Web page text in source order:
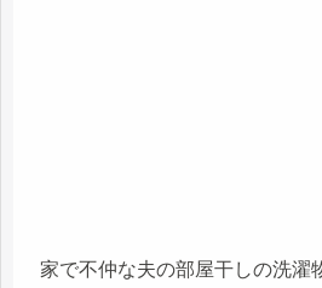
家で不仲な夫の部屋干しの洗濯